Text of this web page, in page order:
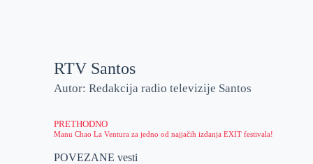
RTV Santos
Autor: Redakcija radio televizije Santos
PRETHODNO
Manu Chao La Ventura za jedno od najjačih izdanja EXIT festivala!
POVEZANE vesti